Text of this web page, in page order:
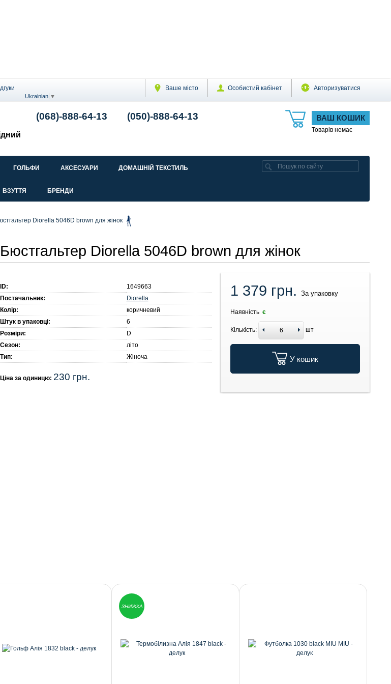
Ваше місто Особистий кабінет Авторизуватися
Ukrainian ▼
ВАШ КОШИК
Товарів немає
(068)-888-64-13 (050)-888-64-13
ГОЛЬФИ АКСЕСУАРИ ДОМАШНІЙ ТЕКСТИЛЬ
ВЗУТТЯ БРЕНДИ
Diorella 5046D brown для жінок
Бюстгальтер Diorella 5046D brown для жінок
ID:
1649663
Постачальник:
Diorella
Колір:
коричневий
Штук в упаковці:
6
Розміри:
D
Сезон:
літо
Тип:
Жіноча
Ціна за одиницю: 230 грн.
1 379 грн.За упаковку
Наявність є
Кількість: шт
У кошик
ЗНИЖКА